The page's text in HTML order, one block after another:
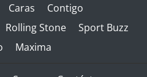
Caras
Contigo
Rolling Stone
Sport Buzz
Maxima